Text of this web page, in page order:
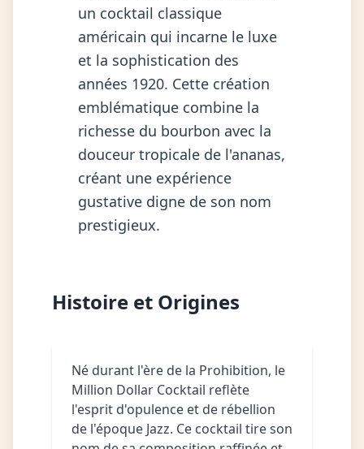
un cocktail classique
américain qui incarne le luxe
et la sophistication des
années 1920. Cette création
emblématique combine la
richesse du bourbon avec la
douceur tropicale de l'ananas,
créant une expérience
gustative digne de son nom
prestigieux.
Histoire et Origines
Né durant l'ère de la Prohibition, le
Million Dollar Cocktail reflète
l'esprit d'opulence et de rébellion
de l'époque Jazz. Ce cocktail tire son